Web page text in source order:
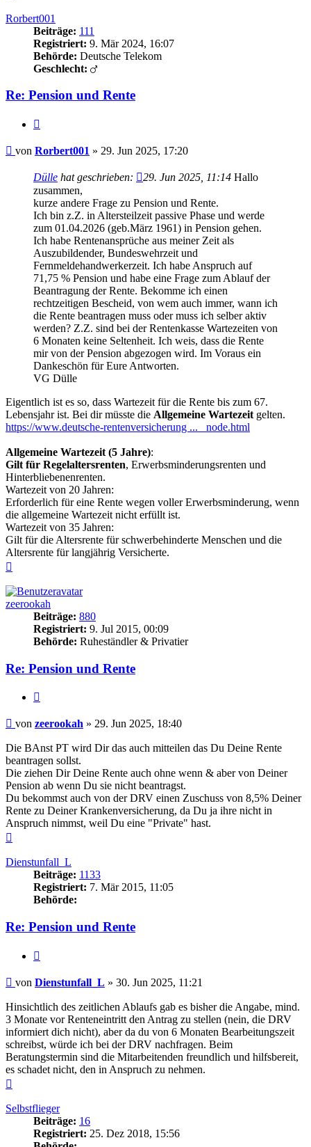
Rorbert001
Beiträge: 111
Registriert: 9. Mär 2024, 16:07
Behörde: Deutsche Telekom
Geschlecht:
Re: Pension und Rente
Beitrag
von Rorbert001 » 29. Jun 2025, 17:20
Dülle hat geschrieben: 29. Jun 2025, 11:14 Hallo
zusammen,
kurze andere Frage zu Pension und Rente.
Ich bin z.Z. in Altersteilzeit passive Phase und werde
zum 01.04.2026 (geb.März 1961) in Pension gehen.
Ich habe Rentenansprüche aus meiner Zeit als
Auszubildender, Bundeswehrzeit und
Fernmeldehandwerkerzeit. Ich habe Anspruch auf
71,75 % Pension und habe eine Frage zum Ablauf der
Beantragung der Rente. Bekomme ich einen
rechtzeitigen Bescheid, von wem auch immer, wann ich
die Rente beantragen muss oder muss ich selber aktiv
werden? Z.Z. sind bei der Rentenkasse Wartezeiten von
6 Monaten keine Seltenheit. Ich weis, dass die Rente
mir von der Pension abgezogen wird. Im Voraus ein
Dankeschön für Eure Antworten.
VG Dülle
Eigentlich ist es so, dass Wartezeit für die Rente bis zum 67.
Lebensjahr ist. Bei dir müsste die Allgemeine Wartezeit gelten.
https://www.deutsche-rentenversicherung ... _node.html
Allgemeine Wartezeit (5 Jahre):
Gilt für Regelaltersrenten, Erwerbsminderungsrenten und
Hinterbliebenenrenten.
Wartezeit von 20 Jahren:
Erforderlich für eine Rente wegen voller Erwerbsminderung, wenn
die allgemeine Wartezeit nicht erfüllt ist.
Wartezeit von 35 Jahren:
Gilt für die Altersrente für schwerbehinderte Menschen und die
Altersrente für langjährig Versicherte.
zeerookah
Beiträge: 880
Registriert: 9. Jul 2015, 00:09
Behörde: Ruheständler & Privatier
Re: Pension und Rente
Beitrag
von zeerookah » 29. Jun 2025, 18:40
Die BAnst PT wird Dir das auch mitteilen das Du Deine Rente
beantragen sollst.
Die ziehen Dir Deine Rente auch ohne wenn & aber von Deiner
Pension ab wenn Du sie nicht beantragst.
Du bekommst auch von der DRV einen Zuschuss von 8,5% Deiner
Rente zu Deiner Krankenversicherung, da Du ja ihre nicht in
Anspruch nimmst, weil Du eine "Private" hast.
Dienstunfall_L
Beiträge: 1133
Registriert: 7. Mär 2015, 11:05
Behörde:
Re: Pension und Rente
Beitrag
von Dienstunfall_L » 30. Jun 2025, 11:21
Hinsichtlich des zeitlichen Ablaufs gab es bisher die Angabe, mind.
3 Monate vor Renteneintritt den Antrag zu stellen (nein, die DRV
informiert dich nicht), aber da du von 6 Monaten Bearbeitungszeit
schreibst, würde ich bei der DRV nachfragen. Beim
Beratungstermin sind die Mitarbeitenden freundlich und hilfsbereit,
es schadet nicht, den in Anspruch zu nehmen.
Selbstflieger
Beiträge: 16
Registriert: 25. Dez 2018, 15:56